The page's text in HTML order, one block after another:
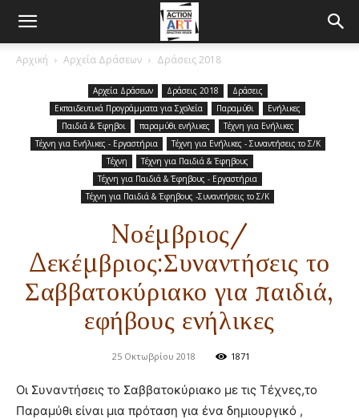
Αρχική Αρχεία Δράσεων Δράσεις 2018
Αρχεία Δράσεων Δράσεις 2018
Δράσεις
Εκπαιδευτικά Προγράμματα για Σχολεία
Παραμύθι
Ενήλικες
Παιδιά & Έφηβοι
παραμύθι ενήλικες
Τέχνη για Ενήλικες
Τέχνη για Ενήλικες - Εργαστήρια
Τέχνη για Ενήλικες - Συναντήσεις το Σ/Κ
Τέχνη
Τέχνη για Παιδιά & Έφηβους
Τέχνη για Παιδιά & Έφηβους - Εργαστήρια
Τέχνη για Παιδιά & Έφηβους -Συναντήσεις το Σ/Κ
Nοέμβριος/
Δεκέμβριος:Συναντήσεις το
Σαββατοκύριακο για παιδιά,
εφήβους ενήλικες
25 Οκτωβρίου 2018 1871
Οι Συναντήσεις το Σαββατοκύριακο με τις Τέχνες,το
Παραμύθι είναι μια πρόταση για ένα δημιουργικό ,